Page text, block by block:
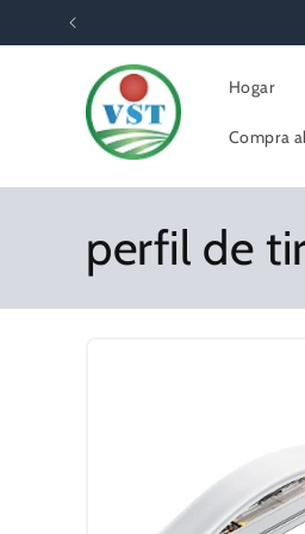
directamente
al contenido
Hogar
Compra
C
o
perfil de